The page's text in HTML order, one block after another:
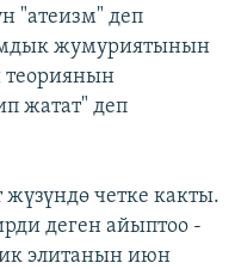
"атеизм" деп
жумуриятынын
теориянын
жатат" деп
четке какты.
деген айыптоо -
элитанын июн